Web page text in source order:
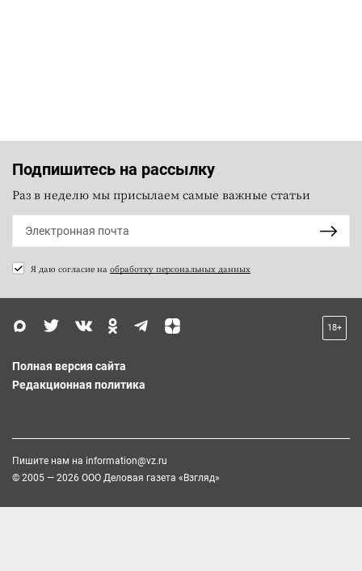
Подпишитесь на рассылку
Раз в неделю мы присылаем самые важные статьи
Я даю согласие на обработку персональных данных
18+
Полная версия сайта
Редакционная политика
Пишите нам на information@vz.ru
© 2005 — 2026 ООО Деловая газета «Взгляд»